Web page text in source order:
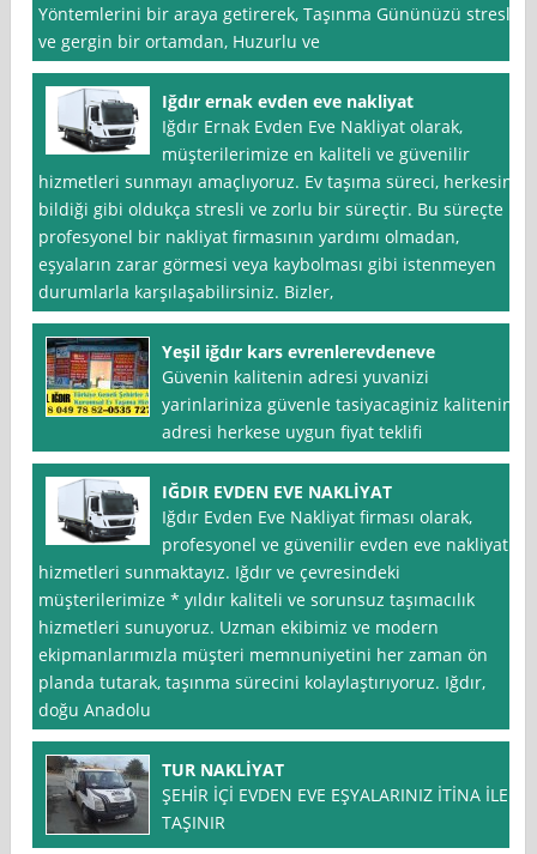
Yöntemlerini bir araya getirerek, Taşınma Gününüzü stresli
ve gergin bir ortamdan, Huzurlu ve
Iğdır ernak evden eve nakliyat
Iğdır Ernak Evden Eve Nakliyat olarak,
müşterilerimize en kaliteli ve güvenilir
hizmetleri sunmayı amaçlıyoruz. Ev taşıma süreci, herkesin
bildiği gibi oldukça stresli ve zorlu bir süreçtir. Bu süreçte
profesyonel bir nakliyat firmasının yardımı olmadan,
eşyaların zarar görmesi veya kaybolması gibi istenmeyen
durumlarla karşılaşabilirsiniz. Bizler,
Yeşil iğdır kars evrenlerevdeneve
Güvenin kalitenin adresi yuvanizi
yarinlariniza güvenle tasiyacaginiz kalitenin
adresi herkese uygun fiyat teklifi
IĞDIR EVDEN EVE NAKLİYAT
Iğdır Evden Eve Nakliyat firması olarak,
profesyonel ve güvenilir evden eve nakliyat
hizmetleri sunmaktayız. Iğdır ve çevresindeki
müşterilerimize * yıldır kaliteli ve sorunsuz taşımacılık
hizmetleri sunuyoruz. Uzman ekibimiz ve modern
ekipmanlarımızla müşteri memnuniyetini her zaman ön
planda tutarak, taşınma sürecini kolaylaştırıyoruz. Iğdır,
doğu Anadolu
TUR NAKLİYAT
ŞEHİR İÇİ EVDEN EVE EŞYALARINIZ İTİNA İLE
TAŞINIR